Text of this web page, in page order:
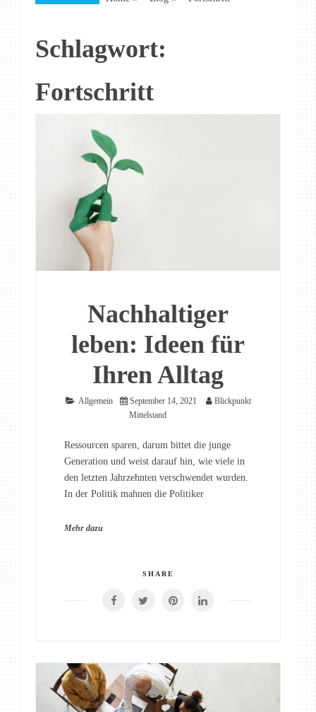
Schlagwort:
Fortschritt
Nachhaltiger
leben: Ideen für
Ihren Alltag
Allgemein September 14, 2021
Blickpunkt
Mittelstand
Ressourcen sparen, darum bittet die junge
Generation und weist darauf hin, wie viele in
den letzten Jahrzehnten verschwendet wurden.
In der Politik mahnen die Politiker
Mehr dazu
SHARE